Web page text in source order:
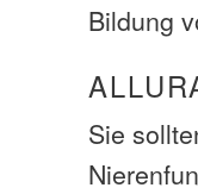
Bildung
Sie